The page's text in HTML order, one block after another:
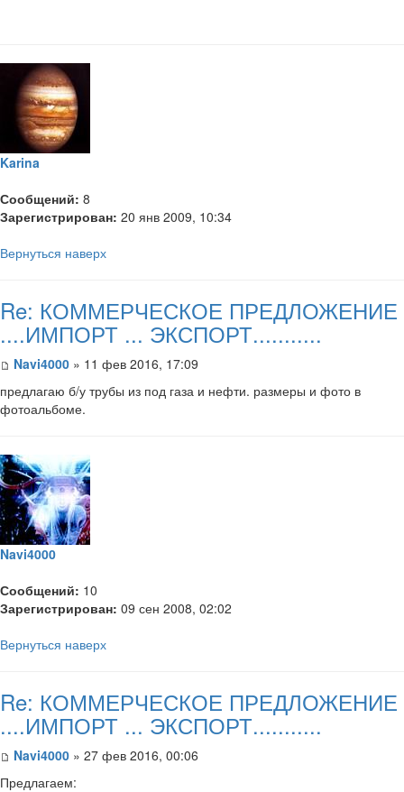
Karina
Сообщений: 8
Зарегистрирован: 20 янв 2009, 10:34
Вернуться наверх
Re: КОММЕРЧЕСКОЕ ПРЕДЛОЖЕНИЕ
....ИМПОРТ ... ЭКСПОРТ...........
Navi4000 » 11 фев 2016, 17:09
предлагаю б/у трубы из под газа и нефти. размеры и фото в
фотоальбоме.
Navi4000
Сообщений: 10
Зарегистрирован: 09 сен 2008, 02:02
Вернуться наверх
Re: КОММЕРЧЕСКОЕ ПРЕДЛОЖЕНИЕ
....ИМПОРТ ... ЭКСПОРТ...........
Navi4000 » 27 фев 2016, 00:06
Предлагаем: